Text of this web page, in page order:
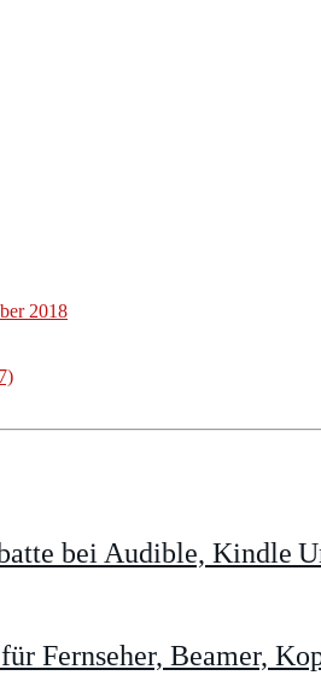
2018
bei Audible, Kindle
Fernseher, Beamer,